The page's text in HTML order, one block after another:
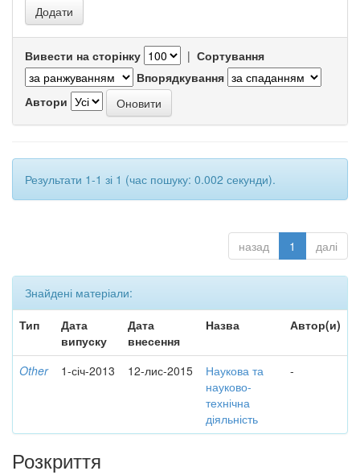
Вивести на сторінку | Сортування
Впорядкування
Автори
Результати 1-1 зі 1 (час пошуку: 0.002 секунди).
назад 1 далі
Знайдені матеріали:
Тип
Дата
випуску
Дата
внесення
Назва Автор(и)
Other 1-січ-2013 12-лис-2015
Наукова та
науково-
технічна
діяльність
-
Розкриття